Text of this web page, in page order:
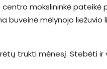
mokslininkė pateikė
buveinė mėlynojo
trukti mėnesį. Stebėti